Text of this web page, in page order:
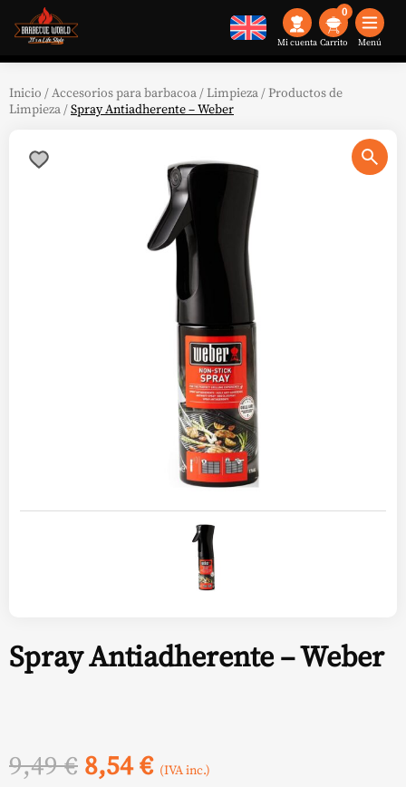
Mi cuenta
0
Menú
Inicio /Accesorios para barbacoa /Limpieza /Productos de
Limpieza /Spray Antiadherente – Weber
Spray Antiadherente – Weber
9,49€ El
8,54€El
(IVA inc.)